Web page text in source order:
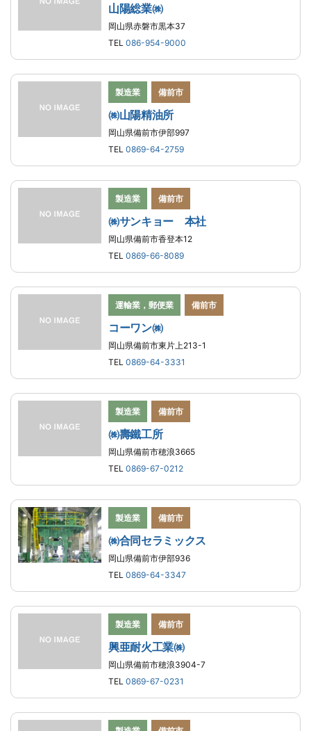
山陽総業㈱
岡山県赤磐市黒本37
TEL 086-954-9000
製造業 備前市
㈱山陽精油所
岡山県備前市伊部997
TEL 0869-64-2759
製造業 備前市
㈱サンキョー 本社
岡山県備前市香登本12
TEL 0869-66-8089
運輸業，郵便業 備前市
コーワン㈱
岡山県備前市東片上213-1
TEL 0869-64-3331
製造業 備前市
㈱壽鐵工所
岡山県備前市穂浪3665
TEL 0869-67-0212
製造業 備前市
㈱合同セラミックス
岡山県備前市伊部936
TEL 0869-64-3347
製造業 備前市
興亜耐火工業㈱
岡山県備前市穂浪3904-7
TEL 0869-67-0231